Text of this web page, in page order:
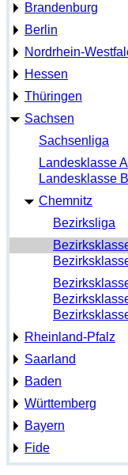
Brandenburg
Berlin
Nordrhein-
Hessen
Thüringen
Sachsen
Sachsenliga
Landesklasse A
Landesklasse B
Chemnitz
Bezirksliga
Rheinland-Pfalz
Saarland
Baden
Württemberg
Bayern
Fide